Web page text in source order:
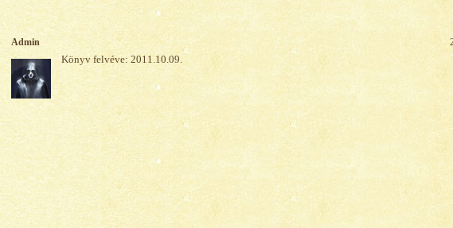
Admin
Könyv felvéve: 2011.10.09.